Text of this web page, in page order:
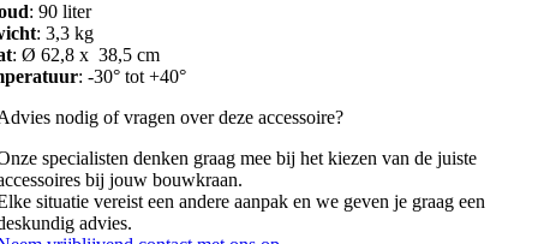
: 90 liter
: 3,3 kg
: Ø 62,8 x 38,5 cm
: -30° tot +40°
nodig of vragen over deze accessoire?
specialisten denken graag mee bij het kiezen van de juiste
bij jouw bouwkraan.
situatie vereist een andere aanpak en we geven je graag een
advies.